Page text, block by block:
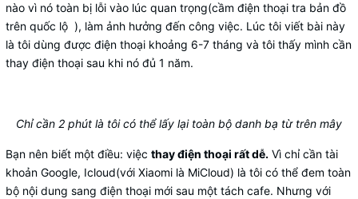
nào vì nó toàn bị lỗi vào lúc quan trọng(cầm điện thoại tra bản đồ
trên quốc lộ ), làm ảnh hưởng đến công việc. Lúc tôi viết bài này
là tôi dùng được điện thoại khoảng 6-7 tháng và tôi thấy mình cần
thay điện thoại sau khi nó đủ 1 năm.
Chỉ cần 2 phút là tôi có thể lấy lại toàn bộ danh bạ từ trên mây
Bạn nên biết một điều: việc thay điện thoại rất dễ. Vì chỉ cần tài
khoản Google, Icloud(với Xiaomi là MiCloud) là tôi có thể đem toàn
bộ nội dung sang điện thoại mới sau một tách cafe. Nhưng với